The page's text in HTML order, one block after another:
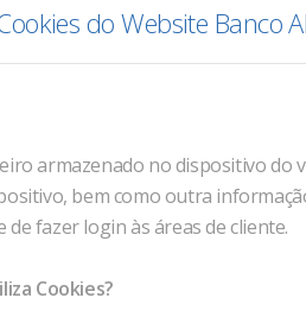
do Website Banco
armazenado no dispositivo
bem como outra
fazer login às áreas de cliente.
Cookies?